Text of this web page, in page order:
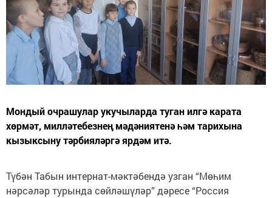
Мондый очрашулар укучыларда туган илгә карата
хөрмәт, милләтебезнең мәдәниятенә һәм тарихына
кызыксыну тәрбияләргә ярдәм итә.
Түбән Табын интернат-мәктәбендә узган “Мөһим
нәрсәләр турында сөйләшүләр” дәресе “Россия